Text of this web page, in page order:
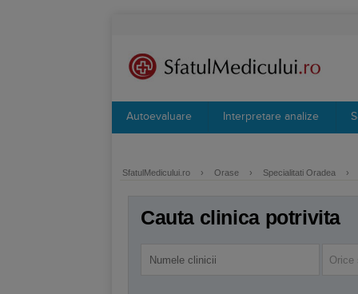
Autoevaluare Interpretare analize
SfatulMedicului.ro › Orase › Specialitati Oradea ›
Cauta clinica potrivita
Orice